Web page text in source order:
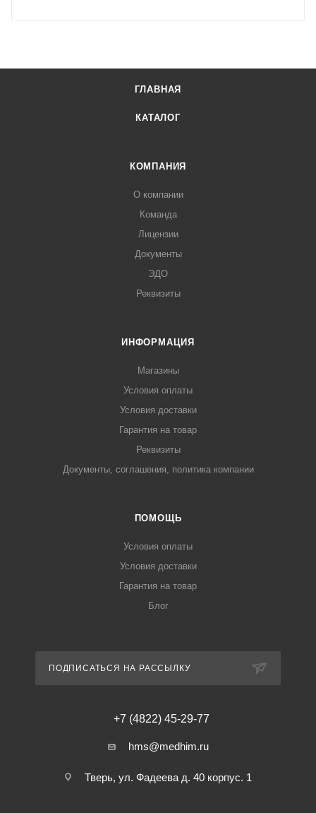
ГЛАВНАЯ
КАТАЛОГ
КОМПАНИЯ
О компании
Команда
Лицензии
Документы
ЭДО
Реквизиты
ИНФОРМАЦИЯ
Магазины
Условия оплаты
Условия доставки
Гарантия на товар
Реквизиты
Документы, соглашения, политика компании
ПОМОЩЬ
Условия оплаты
Условия доставки
Гарантия на товар
Блог
ПОДПИСАТЬСЯ НА РАССЫЛКУ
+7 (4822) 45-29-77
hms@medhim.ru
Тверь, ул. Фадеева д. 40 корпус. 1